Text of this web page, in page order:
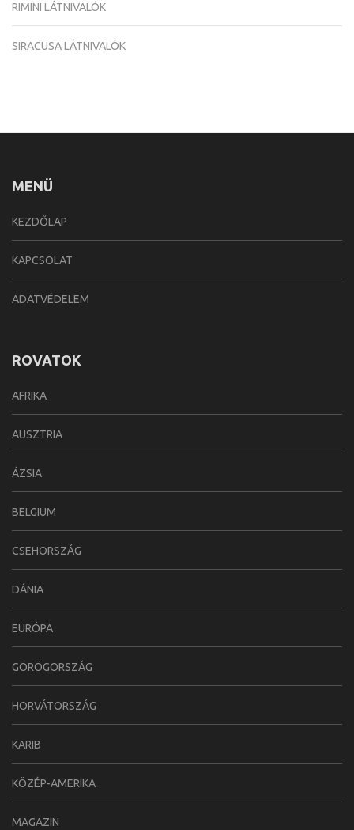
RIMINI LÁTNIVALÓK
SIRACUSA LÁTNIVALÓK
MENÜ
KEZDŐLAP
KAPCSOLAT
ADATVÉDELEM
ROVATOK
AFRIKA
AUSZTRIA
ÁZSIA
BELGIUM
CSEHORSZÁG
DÁNIA
EURÓPA
GÖRÖGORSZÁG
HORVÁTORSZÁG
KARIB
KÖZÉP-AMERIKA
MAGAZIN